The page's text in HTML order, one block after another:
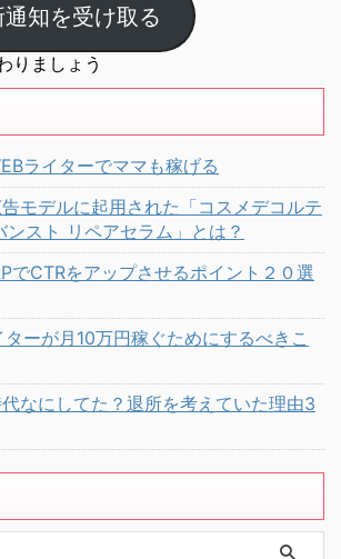
知を受け取る
りましょう
ライターでママも稼げる
モデルに起用された「コスメデコルテ
ンスト リペアセラム」とは？
でCTRをアップさせるポイント２０選
ーが月10万円稼ぐためにするべきこ
なにしてた？退所を考えていた理由3